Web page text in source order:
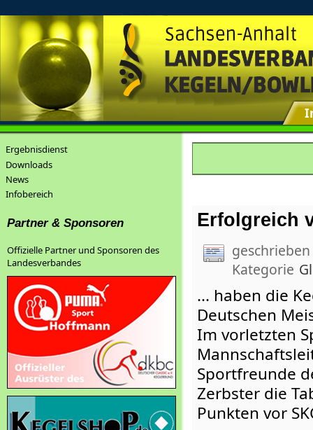
Erfolgreich
Kategorie
... haben die
Deutschen
Im vorletzten
Sportfreunde
Zerbster die
Punkten vor
Ergebnisdienst
Downloads
News
Infobereich
Partner & Sponsoren
Offizielle Partner und Sponsoren des
Landesverbandes